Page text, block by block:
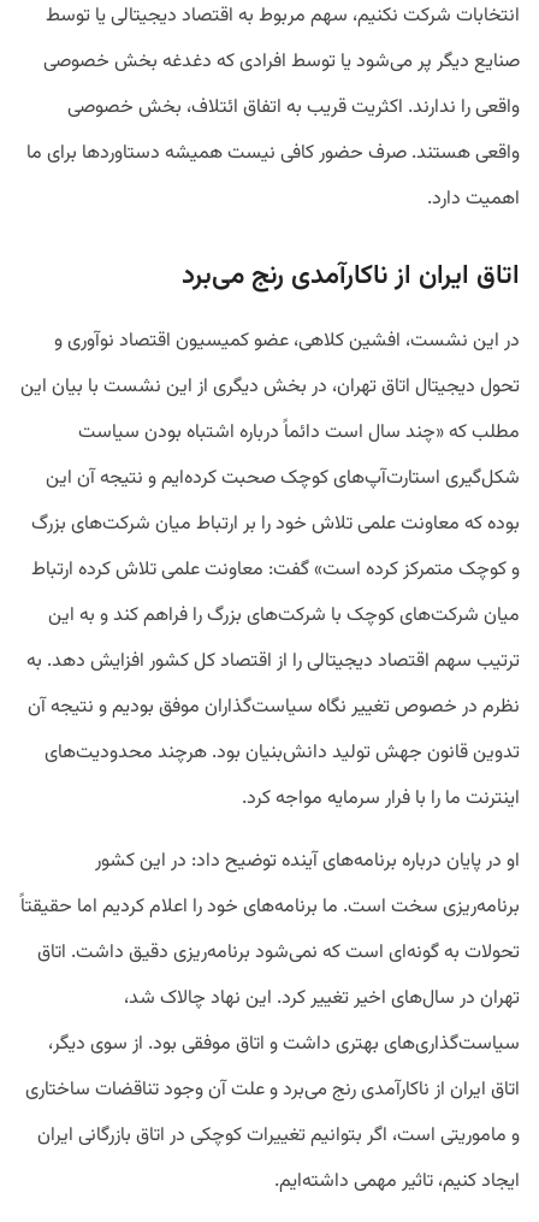
انتخابات شرکت نکنیم، سهم مربوط به اقتصاد دیجیتالی یا توسط
صنایع دیگر پر می‌شود یا توسط افرادی که دغدغه بخش خصوصی
واقعی را ندارند. اکثریت قریب به اتفاق ائتلاف، بخش خصوصی
واقعی هستند. صرف حضور کافی نیست همیشه دستاوردها برای ما
اهمیت دارد.
اتاق ایران از ناکارآمدی رنج می‌برد
در این نشست، افشین کلاهی، عضو کمیسیون اقتصاد نوآوری و
تحول دیجیتال اتاق تهران، در بخش دیگری از این نشست با بیان این
مطلب که «چند سال است دائماً درباره اشتباه بودن سیاست
شکل‌گیری استارت‌آپ‌های کوچک صحبت کرده‌ایم و نتیجه آن این
بوده که معاونت علمی تلاش خود را بر ارتباط میان شرکت‌های بزرگ
و کوچک متمرکز کرده است» گفت: معاونت علمی تلاش کرده ارتباط
میان شرکت‌های کوچک با شرکت‌های بزرگ را فراهم کند و به این
ترتیب سهم اقتصاد دیجیتالی را از اقتصاد کل کشور افزایش دهد. به
نظرم در خصوص تغییر نگاه سیاست‌گذاران موفق بودیم و نتیجه آن
تدوین قانون جهش تولید دانش‌بنیان بود. هرچند محدودیت‌های
اینترنت ما را با فرار سرمایه مواجه کرد.
او در پایان درباره برنامه‌های آینده توضیح داد: در این کشور
برنامه‌ریزی سخت است. ما برنامه‌های خود را اعلام کردیم اما حقیقتاً
تحولات به گونه‌ای است که نمی‌شود برنامه‌ریزی دقیق داشت. اتاق
تهران در سال‌های اخیر تغییر کرد. این نهاد چالاک شد،
سیاست‌گذاری‌های بهتری داشت و اتاق موفقی بود. از سوی دیگر،
اتاق ایران از ناکارآمدی رنج می‌برد و علت آن وجود تناقضات ساختاری
و ماموریتی است، اگر بتوانیم تغییرات کوچکی در اتاق بازرگانی ایران
ایجاد کنیم، تاثیر مهمی داشته‌ایم.